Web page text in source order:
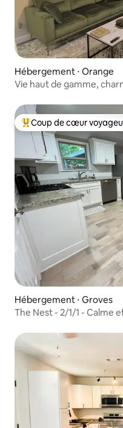
Hébergement ⋅ Orange
Vie haut de gamme,
Coups de cœur
Coup de cœur
Hébergement ⋅ Groves
The Nest - 2/1/1 - Calme